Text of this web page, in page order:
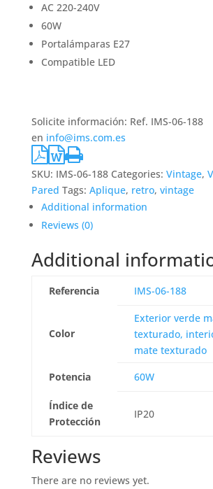
AC 220-240V
60W
Portalámparas E27
Compatible LED
Solicite información: Ref. IMS-06-188
en info@ims.com.es
SKU: IMS-06-188 Categories: Vintage,
Pared Tags: Aplique, retro, vintage
Additional information
Reviews (0)
Additional
Referencia IMS-06-188
Color
Exterior verde
texturado,
mate texturado
Potencia
60W
Índice de
Protección
IP20
Reviews
There are no reviews yet.